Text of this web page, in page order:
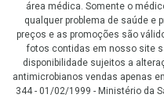
área médica. Somente o
qualquer problema de saúde e
preços e as promoções são
fotos contidas em nosso site
disponibilidade sujeitos a
antimicrobianos vendas apenas
344 - 01/02/1999 - Ministério da